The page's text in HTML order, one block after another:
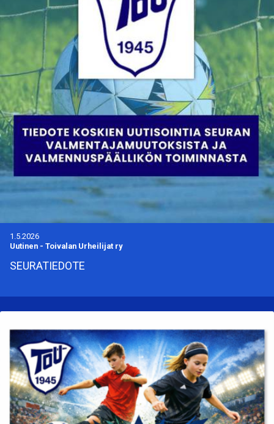
1.5.2026
Uutinen - Toivalan Urheilijat ry
SEURATIEDOTE